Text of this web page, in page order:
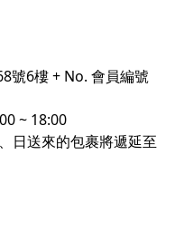
號6樓 + No. 會員編號
~ 18:00
日送來的包裹將遞延至